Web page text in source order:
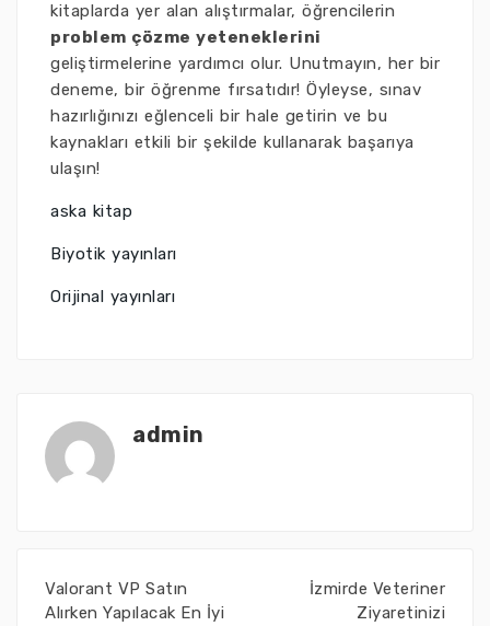
kitaplarda yer alan alıştırmalar, öğrencilerin
problem çözme yeteneklerini
geliştirmelerine yardımcı olur. Unutmayın, her bir
deneme, bir öğrenme fırsatıdır! Öyleyse, sınav
hazırlığınızı eğlenceli bir hale getirin ve bu
kaynakları etkili bir şekilde kullanarak başarıya
ulaşın!
aska kitap
Biyotik yayınları
Orijinal yayınları
admin
Valorant VP Satın
Alırken Yapılacak En İyi
İzmirde Veteriner
Ziyaretinizi